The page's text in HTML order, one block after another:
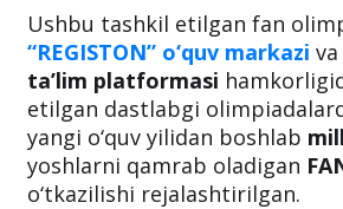
Ushbu tashkil etilgan fan
“REGISTON” o‘quv markazi va
ta’lim platformasi
etilgan dastlabgi
yangi o‘quv yilidan boshlab
yoshlarni qamrab oladigan
o‘tkazilishi rejalashtirilgan.